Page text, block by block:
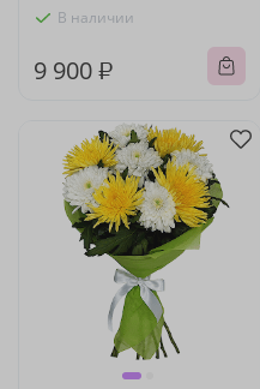
В наличии
9 900 ₽